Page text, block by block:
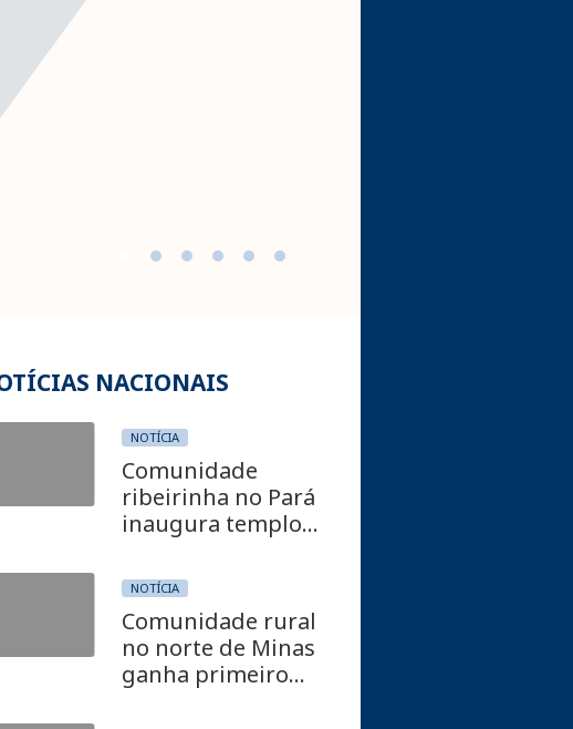
NACIONAIS
NOTÍCIA
Comunidade
ribeirinha no Pará
inaugura templo
cinco anos
NOTÍCIA
Comunidade rural
no norte de Minas
ganha primeiro